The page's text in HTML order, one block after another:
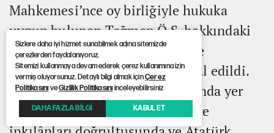
Mahkemesi’nce oy birliğiyle hukuka
uygun bulunan Teğmen Ö.S. hakkındaki
ihraç kararı İstanbul Bölge İdare
Mahkemesi’nce oybirliğiyle iptal edildi.
Kararda, Harp Okulları Kanunu’nda yer
alan, “Öğrencilere Atatürk ilke ve
Sizlere daha iyi hizmet sunabilmek adına sitemizde
çerezlerden faydalanıyoruz.
Sitemizi kullanmaya devam ederek çerez kullanımına izin
vermiş oluyorsunuz. Detaylı bilgi almak içinÇerez
PolitikasınıveGizlilik Politikasınıinceleyebilirsiniz
DAHA FAZLA BİLGİ KABUL ET